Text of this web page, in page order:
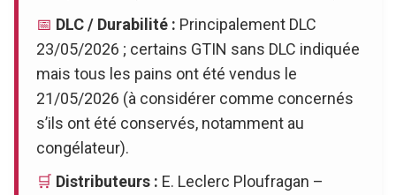
📅 DLC / Durabilité : Principalement DLC
23/05/2026 ; certains GTIN sans DLC indiquée
mais tous les pains ont été vendus le
21/05/2026 (à considérer comme concernés
s’ils ont été conservés, notamment au
congélateur).
🛒 Distributeurs : E. Leclerc Ploufragan –